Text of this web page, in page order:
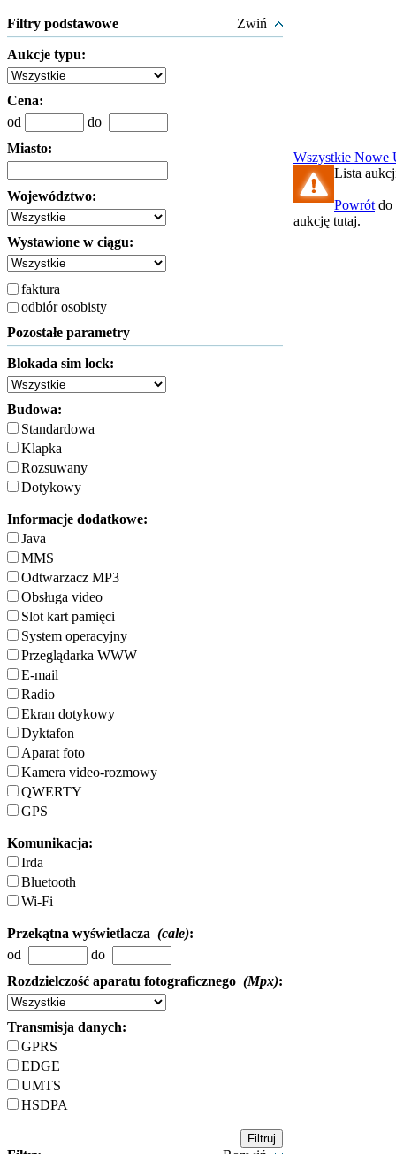
Filtry podstawowe Zwiń
Aukcje typu:
Cena:
od
do
Miasto:
Województwo:
Wystawione w ciągu:
faktura
odbiór osobisty
Pozostałe parametry
Blokada sim lock:
Budowa:
Standardowa
Klapka
Rozsuwany
Dotykowy
Informacje dodatkowe:
Java
MMS
Odtwarzacz MP3
Obsługa video
Slot kart pamięci
System operacyjny
Przeglądarka WWW
E-mail
Radio
Ekran dotykowy
Dyktafon
Aparat foto
Kamera video-rozmowy
QWERTY
GPS
Komunikacja:
Irda
Bluetooth
Wi-Fi
Przekątna wyświetlacza (cale):
od
do
Rozdzielczość aparatu fotograficznego (Mpx):
Transmisja danych:
GPRS
EDGE
UMTS
HSDPA
Wszystkie Nowe
Lista
Powrót do
aukcję tutaj.